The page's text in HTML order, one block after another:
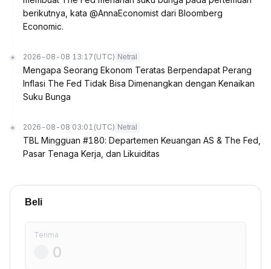
berikutnya, kata @AnnaEconomist dari Bloomberg
Economic.
2026-08-08 13:17 (UTC) Netral
Mengapa Seorang Ekonom Teratas Berpendapat Perang
Inflasi The Fed Tidak Bisa Dimenangkan dengan Kenaikan
Suku Bunga
2026-08-08 03:01 (UTC) Netral
TBL Mingguan #180: Departemen Keuangan AS & The Fed,
Pasar Tenaga Kerja, dan Likuiditas
Beli
Terima